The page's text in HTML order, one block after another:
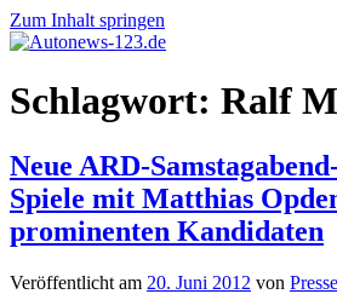
Zum Inhalt springen
Autonews-
123.de
Autonews
mit
Schlagwort: Ralf
Neue ARD-
Spiele mit Matthias
prominenten Kandidaten
Veröffentlicht am 20. Juni 2012 von Presse